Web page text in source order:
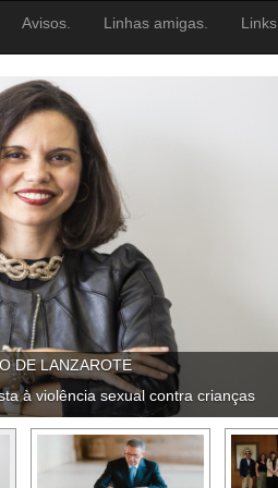
Avisos. Linhas amigas. Links.
DE LANZAROTE
à violência sexual contra crianças